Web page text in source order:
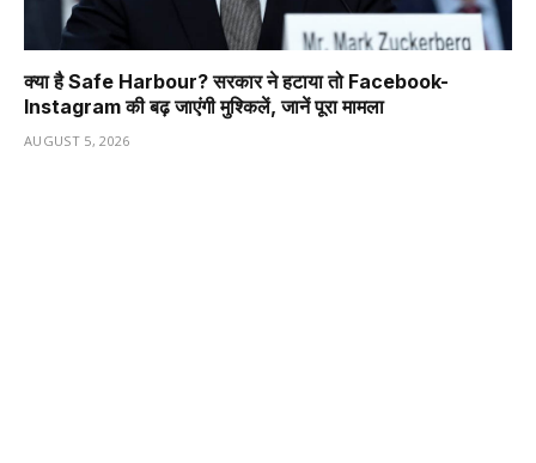
क्या है Safe Harbour? सरकार ने हटाया तो Facebook-
Instagram की बढ़ जाएंगी मुश्किलें, जानें पूरा मामला
AUGUST 5, 2026